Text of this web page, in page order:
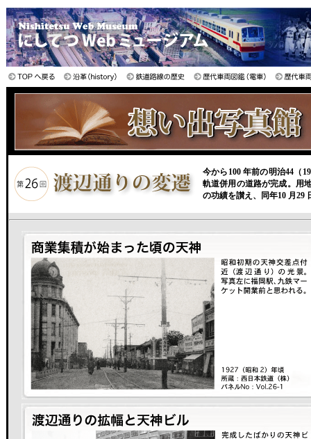
今から100 年前の明治44（
軌道併用の道路が完成。用
の功績を讃え、同年10 月29